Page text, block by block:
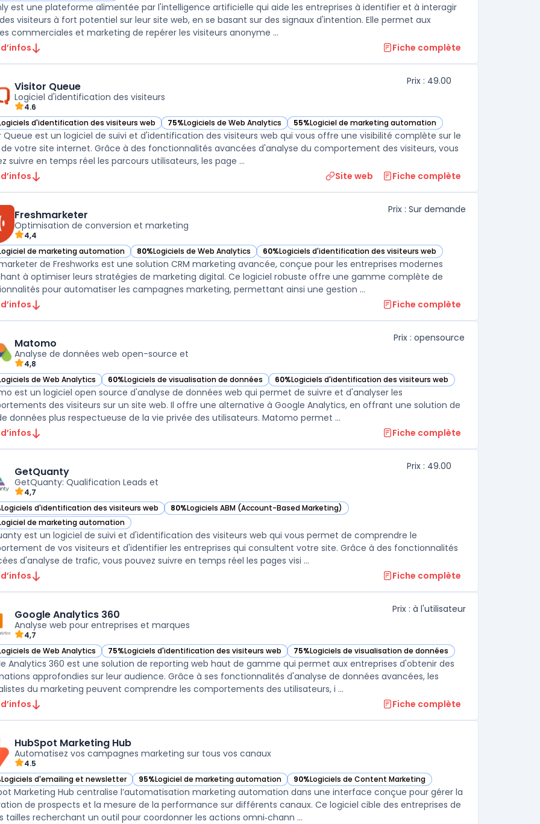
est une plateforme alimentée par l'intelligence artificielle qui aide les entreprises à identifier et à interagir
visiteurs à fort potentiel sur leur site web, en se basant sur des signaux d'intention. Elle permet aux
commerciales et marketing de repérer les visiteurs anonyme ...
Fiche complète
Visitor Queue
Logiciel d'identification des visiteurs
4.6
Prix : 49.00
d'identification des visiteurs web
Visitor Queue dans cette catégorie 75%Logiciels de Web Analytics
— voir Visitor Queue dans cette catégorie
55%Logiciel de marketing automation
— voir Visitor Queue dans cette catégorie
Queue est un logiciel de suivi et d'identification des visiteurs web qui vous offre une visibilité complète sur le
votre site internet. Grâce à des fonctionnalités avancées d'analyse du comportement des visiteurs, vous
suivre en temps réel les parcours utilisateurs, les page ...
Site web Fiche complète
Freshmarketer
Optimisation de conversion et marketing
4,4
Prix : Sur demande
de marketing automation
Freshmarketer dans cette catégorie80%Logiciels de Web Analytics
— voir Freshmarketer dans cette catégorie
60%Logiciels d'identification des visiteurs web
— voir Freshmarketer dans cette catégorie
de Freshworks est une solution CRM marketing avancée, conçue pour les entreprises modernes
à optimiser leurs stratégies de marketing digital. Ce logiciel robuste offre une gamme complète de
pour automatiser les campagnes marketing, permettant ainsi une gestion ...
Fiche complète
Matomo
Analyse de données web open-source et
4,8
Prix : opensource
de Web Analytics
Matomo dans cette catégorie
60%Logiciels de visualisation de données
— voir Matomo dans cette catégorie 60%Logiciels d'identification des visiteurs web
— voir Matomo dans cette catégorie
est un logiciel open source d'analyse de données web qui permet de suivre et d'analyser les
des visiteurs sur un site web. Il offre une alternative à Google Analytics, en offrant une solution de
suivi de données plus respectueuse de la vie privée des utilisateurs. Matomo permet ...
Fiche complète
GetQuanty
GetQuanty: Qualification Leads et
4,7
Prix : 49.00
Logiciels d'identification des visiteurs web
GetQuanty dans cette catégorie 80%Logiciels ABM (Account-Based Marketing)
— voir GetQuanty dans cette catégorie
de marketing automation
GetQuanty dans cette catégorie
est un logiciel de suivi et d'identification des visiteurs web qui vous permet de comprendre le
de vos visiteurs et d'identifier les entreprises qui consultent votre site. Grâce à des fonctionnalités
d'analyse de trafic, vous pouvez suivre en temps réel les pages visi ...
Fiche complète
Google Analytics 360
Analyse web pour entreprises et marques
4,7
Prix : à l'utilisateur
de Web Analytics
Google Analytics 360 dans cette catégorie
75%Logiciels d'identification des visiteurs web
— voir Google Analytics 360 dans cette catégorie 75%Logiciels de visualisation de données
— voir Google Analytics 360 dans cette catégorie
Analytics 360 est une solution de reporting web haut de gamme qui permet aux entreprises d'obtenir des
approfondies sur leur audience. Grâce à ses fonctionnalités d'analyse de données avancées, les
du marketing peuvent comprendre les comportements des utilisateurs, i ...
Fiche complète
HubSpot Marketing Hub
Automatisez vos campagnes marketing sur tous vos canaux
4.5
Logiciels d'emailing et newsletter
HubSpot Marketing Hub dans cette catégorie
95%Logiciel de marketing automation
— voir HubSpot Marketing Hub dans cette catégorie
90%Logiciels de Content Marketing
— voir HubSpot Marketing Hub dans cette catégorie
Marketing Hub centralise l’automatisation marketing automation dans une interface conçue pour gérer la
de prospects et la mesure de la performance sur différents canaux. Ce logiciel cible des entreprises de
tailles recherchant un outil pour coordonner les actions omni‑chann ...